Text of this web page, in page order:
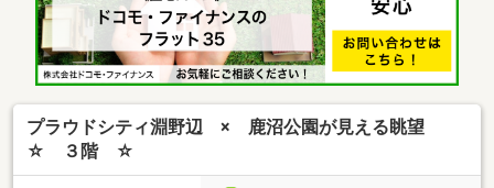
ください！インターネット、チラシなどに掲載できな
い物件も多数ございます！
プラウドシティ淵野辺 × 鹿沼公園が見える眺望
☆ ３階 ☆